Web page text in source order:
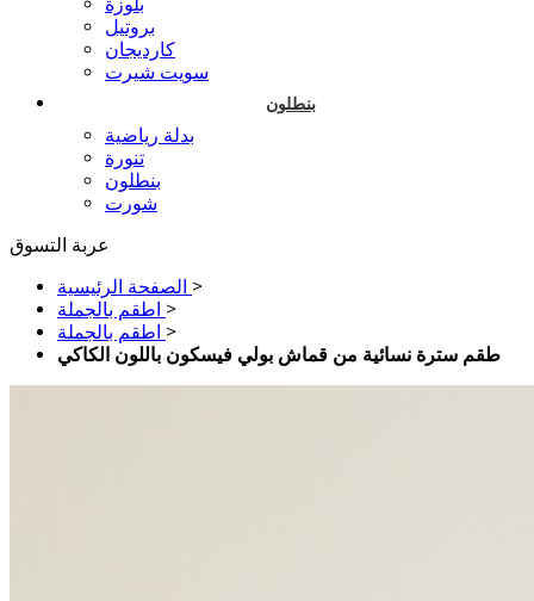
بروتيل
كارديجان
سويت شيرت
بنطلون
بدلة رياضية
تنورة
بنطلون
شورت
عربة التسوق
الصفحة الرئيسية >
اطقم بالجملة >
اطقم بالجملة >
طقم سترة نسائية من قماش بولي فيسكون باللون الكاكي